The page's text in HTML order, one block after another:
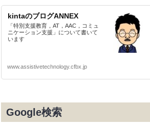
kintaのブログANNEX
「特別支援教育，AT，AAC，コミュ
ニケーション支援」について書いて
います
www.assistivetechnology.cfbx.jp
Google検索